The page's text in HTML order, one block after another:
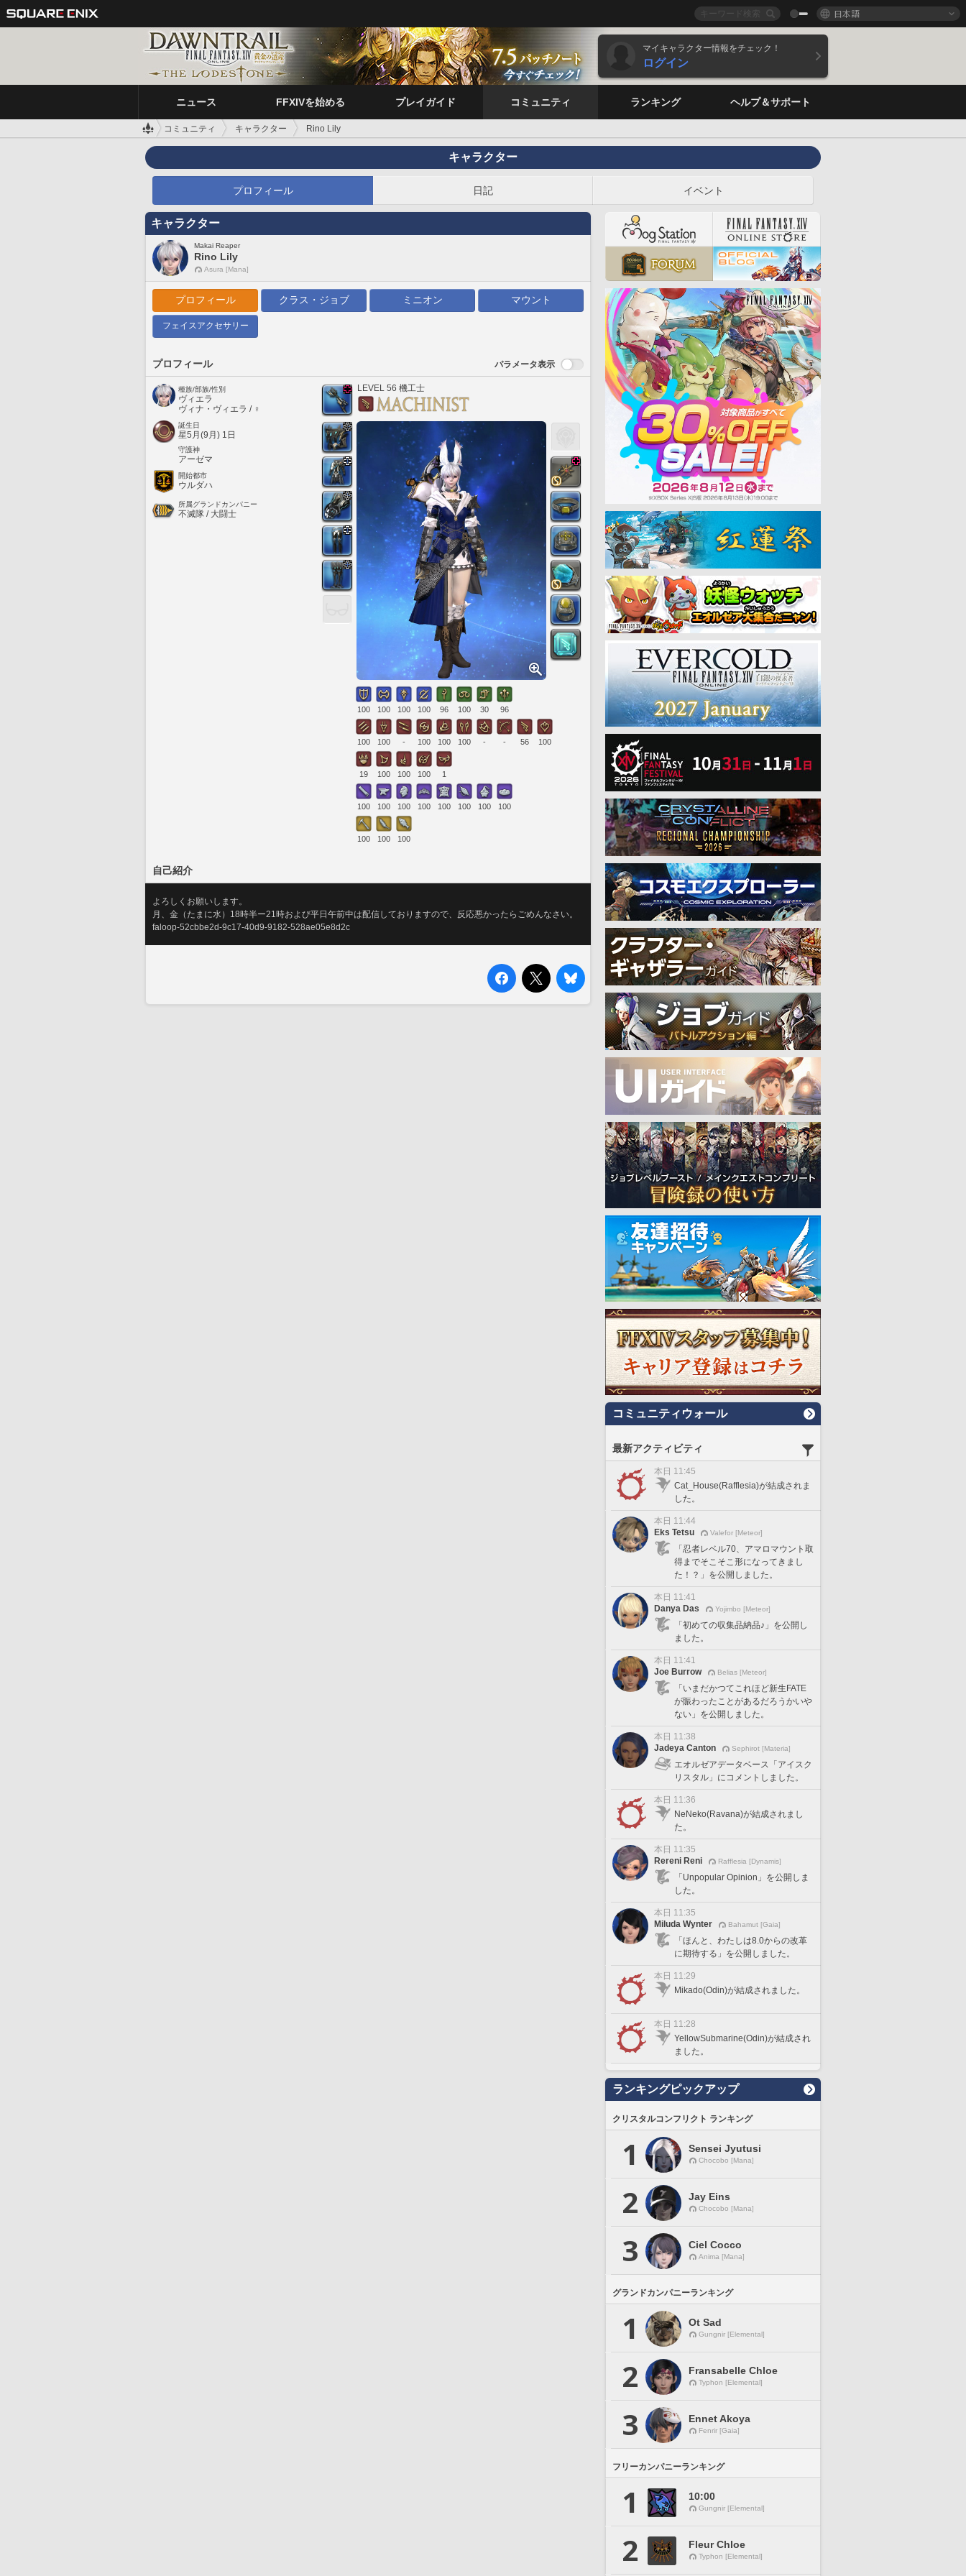
日本語
マイキャラクター情報をチェック！
ログイン
ニュース FFXIVを始める プレイガイド コミュニティ ランキング ヘルプ＆サポート
コミュニティ キャラクター Rino Lily
キャラクター
プロフィール 日記 イベント
キャラクター
Makai Reaper
Rino Lily
Asura [Mana]
プロフィール クラス・ジョブ ミニオン マウント
フェイスアクセサリー
プロフィール パラメータ表示
種族/部族/性別
ヴィエラ
ヴィナ・ヴィエラ / ♀
誕生日
星5月(9月) 1日
守護神
アーゼマ
開始都市
ウルダハ
所属グランドカンパニー
不滅隊 / 大闘士
LEVEL 56 機工士
100 100 100 100 96 100 30 96
100 100 - 100 100 100 - - 56 100
19 100 100 100 1
100 100 100 100 100 100 100 100
100 100 100
自己紹介
よろしくお願いします。
月、金（たまに水）18時半ー21時および平日午前中は配信しておりますので、反応悪かったらごめんなさい。
faloop-52cbbe2d-9c17-40d9-9182-528ae05e8d2c
コミュニティウォール
最新アクティビティ
本日 11:45
Cat_House(Rafflesia)が結成されま
した。
本日 11:44
Eks Tetsu
Valefor [Meteor]
「忍者レベル70、アマロマウント取
得までそこそこ形になってきまし
た！？」を公開しました。
本日 11:41
Danya Das
Yojimbo [Meteor]
「初めての収集品納品♪」を公開し
ました。
本日 11:41
Joe Burrow
Belias [Meteor]
「いまだかつてこれほど新生FATE
が賑わったことがあるだろうかいや
ない」を公開しました。
本日 11:38
Jadeya Canton
Sephirot [Materia]
エオルゼアデータベース「アイスク
リスタル」にコメントしました。
本日 11:36
NeNeko(Ravana)が結成されまし
た。
本日 11:35
Rereni Reni
Rafflesia [Dynamis]
「Unpopular Opinion」を公開しま
した。
本日 11:35
Miluda Wynter
Bahamut [Gaia]
「ほんと、わたしは8.0からの改革
に期待する」を公開しました。
本日 11:29
Mikado(Odin)が結成されました。
本日 11:28
YellowSubmarine(Odin)が結成され
ました。
ランキングピックアップ
クリスタルコンフリクト ランキング
1 Sensei Jyutusi
Chocobo [Mana]
2 Jay Eins
Chocobo [Mana]
3 Ciel Cocco
Anima [Mana]
グランドカンパニーランキング
1 Ot Sad
Gungnir [Elemental]
2 Fransabelle Chloe
Typhon [Elemental]
3 Ennet Akoya
Fenrir [Gaia]
フリーカンパニーランキング
1 10:00
Gungnir [Elemental]
2 Fleur Chloe
Typhon [Elemental]